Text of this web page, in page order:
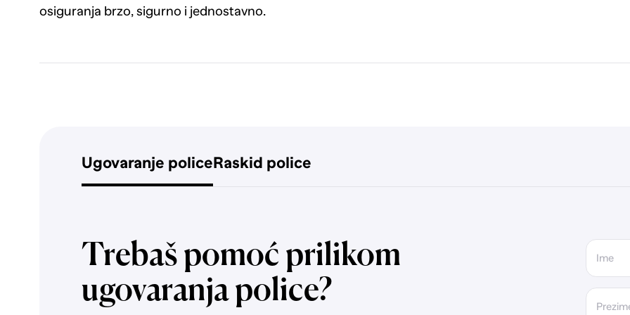
osiguranja brzo, sigurno i jednostavno.
Ugovaranje policeRaskid police
Trebaš pomoć prilikom
ugovaranja police?
Ime